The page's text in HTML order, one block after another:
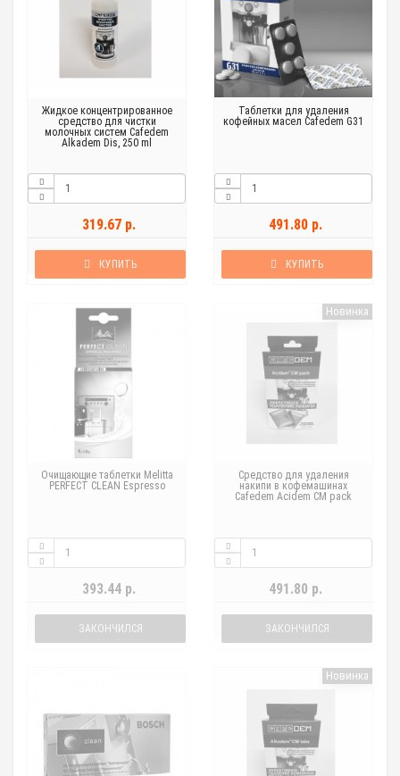
Жидкое концентрированное
средство для чистки
молочных систем Cafedem
Alkadem Dis, 250 ml
319.67 р.
КУПИТЬ
Таблетки для удаления
кофейных масел Cafedem G31
491.80 р.
КУПИТЬ
Очищающие таблетки Melitta
PERFECT CLEAN Espresso
393.44 р.
ЗАКОНЧИЛСЯ
Новинка
Средство для удаления
накипи в кофемашинах
Cafedem Acidem CM pack
491.80 р.
ЗАКОНЧИЛСЯ
Новинка